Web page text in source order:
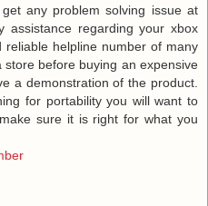
any problem solving issue at
assistance regarding your xbox
helpline number of many
before buying an expensive
a demonstration of the product.
for portability you will want to
sure it is right for what you